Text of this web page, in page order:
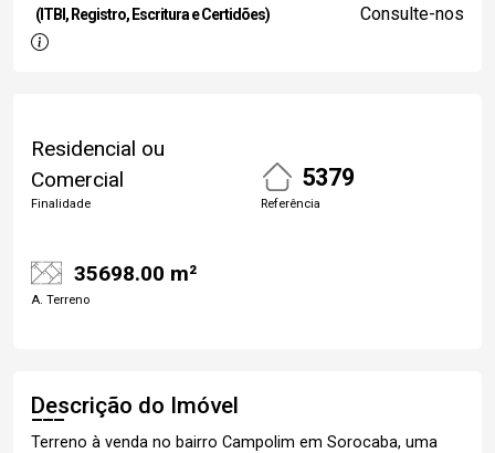
(ITBI, Registro, Escritura e Certidões) Consulte-nos
Residencial ou
Comercial
Finalidade
5379
Referência
35698.00 m²
A. Terreno
Descrição do Imóvel
Terreno à venda no bairro Campolim em Sorocaba, uma